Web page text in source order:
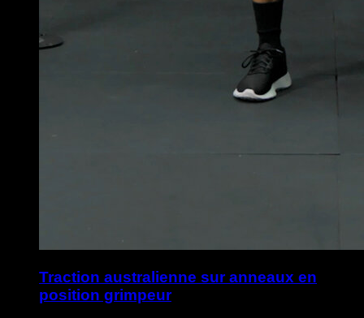
Traction australienne sur anneaux en
position grimpeur